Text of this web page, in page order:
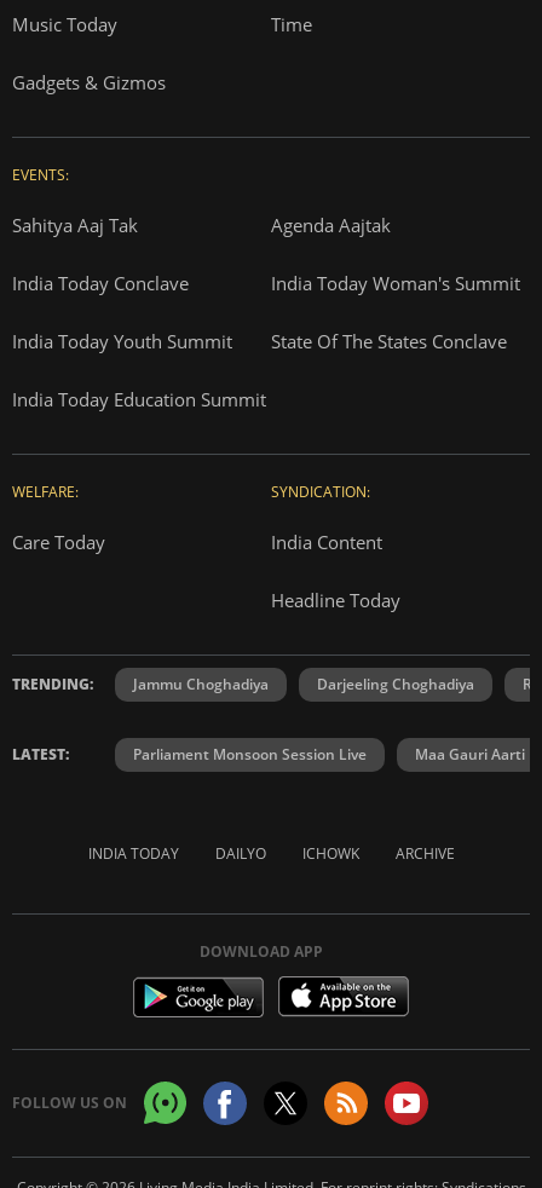
Music Today Time
Gadgets & Gizmos
EVENTS:
Sahitya Aaj Tak Agenda Aajtak
India Today Conclave India Today Woman's Summit
India Today Youth Summit State Of The States Conclave
India Today Education Summit
WELFARE:
Care Today
SYNDICATION:
India Content
Headline Today
TRENDING: Jammu Choghadiya Darjeeling Choghadiya
LATEST: Parliament Monsoon Session Live Maa Gauri Aarti
INDIA TODAY DAILYO ICHOWK ARCHIVE
DOWNLOAD APP
FOLLOW US ON